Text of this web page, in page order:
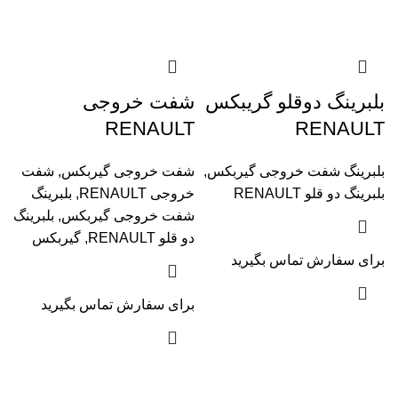
بلبرینگ دوقلو گریبکس
RENAULT
بلبرینگ شفت خروجی گیربکس,
بلبرینگ دو قلو RENAULT
برای سفارش تماس بگیرید
شفت خروجی
RENAULT
شفت خروجی گیربکس, شفت
خروجی RENAULT
, بلبرینگ
شفت خروجی گیربکس, بلبرینگ
دو قلو RENAULT
, گیربکس
برای سفارش تماس بگیرید